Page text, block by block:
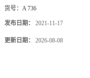
货号： A 736
发布日期： 2021-11-17
更新日期： 2026-08-08